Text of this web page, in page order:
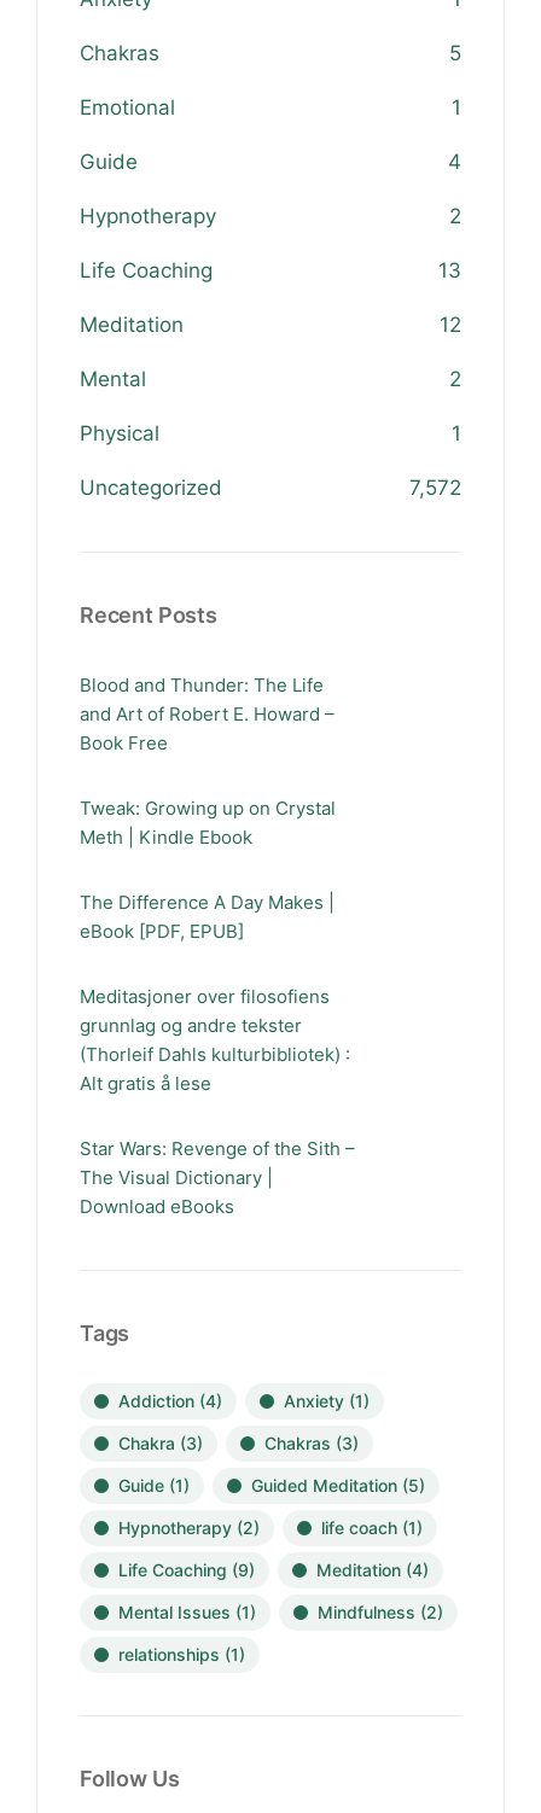
Chakras 5
Emotional 1
Guide 4
Hypnotherapy 2
Life Coaching 13
Meditation 12
Mental 2
Physical 1
Uncategorized 7,572
Recent Posts
Blood and Thunder: The Life
and Art of Robert E. Howard –
Book Free
Tweak: Growing up on Crystal
Meth | Kindle Ebook
The Difference A Day Makes |
eBook [PDF, EPUB]
Meditasjoner over filosofiens
grunnlag og andre tekster
(Thorleif Dahls kulturbibliotek) :
Alt gratis å lese
Star Wars: Revenge of the Sith –
The Visual Dictionary |
Download eBooks
Tags
Addiction (4) Anxiety (1)
Chakra (3) Chakras (3)
Guide (1) Guided Meditation (5)
Hypnotherapy (2) life coach (1)
Life Coaching (9) Meditation (4)
Mental Issues (1) Mindfulness (2)
relationships (1)
Follow Us